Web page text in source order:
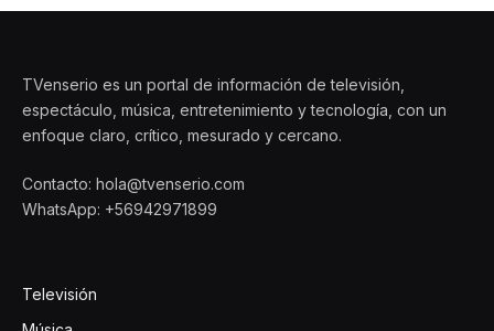
TVenserio es un portal de información de televisión,
espectáculo, música, entretenimiento y tecnología, con un
enfoque claro, crítico, mesurado y cercano.
Contacto: hola@tvenserio.com
WhatsApp: +56942971899
Televisión